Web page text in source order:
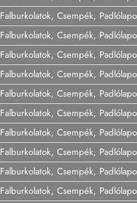
Falburkolatok, Csempék,
Falburkolatok, Csempék,
Falburkolatok, Csempék,
Falburkolatok, Csempék,
Falburkolatok, Csempék,
Falburkolatok, Csempék,
Falburkolatok, Csempék,
Falburkolatok, Csempék,
Falburkolatok, Csempék,
Falburkolatok, Csempék,